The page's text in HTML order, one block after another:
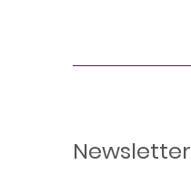
Newsletter